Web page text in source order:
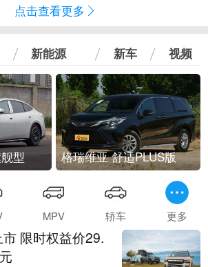
点击查看更多
新能源 新车 视频
型 格瑞维亚 舒适PLUS版
MPV 轿车 更多
限时权益价29.